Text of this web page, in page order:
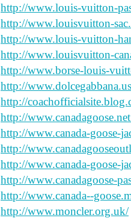
http://www.louis-vuitton-
http://www.louisvuitton-
http://www.louis-vuitton-
http://www.louisvuitton-
http://www.borse-louis-
http://
http://
http://
http://www.canada-goose-
http://
http://www.canada-goose-
http://www.canadagoose-
http://www.canada--
http://www.moncler.org.uk/